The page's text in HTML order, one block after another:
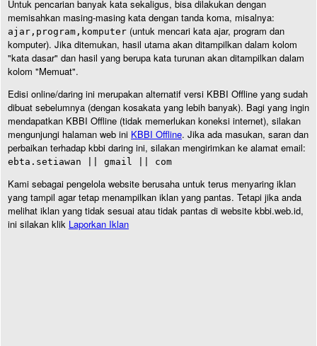
Untuk pencarian banyak kata sekaligus, bisa dilakukan dengan
memisahkan masing-masing kata dengan tanda koma, misalnya:
ajar,program,komputer (untuk mencari kata ajar, program dan
komputer). Jika ditemukan, hasil utama akan ditampilkan dalam kolom
"kata dasar" dan hasil yang berupa kata turunan akan ditampilkan dalam
kolom "Memuat".
Edisi online/daring ini merupakan alternatif versi KBBI Offline yang sudah
dibuat sebelumnya (dengan kosakata yang lebih banyak). Bagi yang ingin
mendapatkan KBBI Offline (tidak memerlukan koneksi internet), silakan
mengunjungi halaman web ini KBBI Offline. Jika ada masukan, saran dan
perbaikan terhadap kbbi daring ini, silakan mengirimkan ke alamat email:
ebta.setiawan || gmail || com
Kami sebagai pengelola website berusaha untuk terus menyaring iklan
yang tampil agar tetap menampilkan iklan yang pantas. Tetapi jika anda
melihat iklan yang tidak sesuai atau tidak pantas di website kbbi.web.id,
ini silakan klik Laporkan Iklan